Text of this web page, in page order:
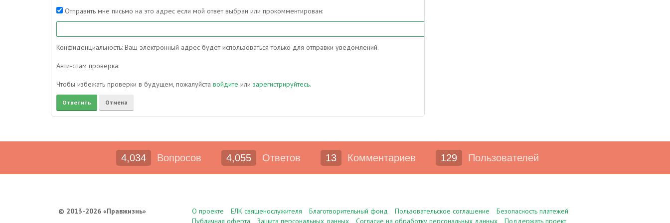
Отправить мне письмо на это адрес если мой ответ выбран или прокомментирован:
Конфиденциальность: Ваш электронный адрес будет использоваться только для отправки уведомлений.
Анти-спам проверка:
Чтобы избежать проверки в будущем, пожалуйста войдите или зарегистрируйтесь.
4,034 Вопросов 4,055 Ответов 13 Комментариев 129 Пользователей
© 2013-2026 «Правжизнь» О проекте ЕЛК священослужителя Благотворительный фонд Пользовательское соглашение
Безопасность платежей
Публичная оферта
Защита персональных данных Согласие на обработку персональных данных Поддержать проект